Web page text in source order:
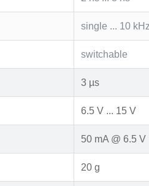
single ... 10
switchable
3 µs
6.5 V ... 15 V
50 mA @ 6.5 V
20 g